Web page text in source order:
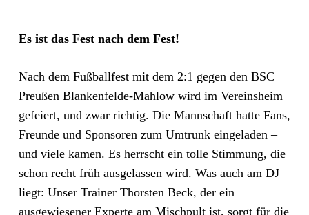
Es ist das Fest nach dem Fest!
Nach dem Fußballfest mit dem 2:1 gegen den BSC
Preußen Blankenfelde-Mahlow wird im Vereinsheim
gefeiert, und zwar richtig. Die Mannschaft hatte Fans,
Freunde und Sponsoren zum Umtrunk eingeladen –
und viele kamen. Es herrscht ein tolle Stimmung, die
schon recht früh ausgelassen wird. Was auch am DJ
liegt: Unser Trainer Thorsten Beck, der ein
ausgewiesener Experte am Mischpult ist, sorgt für die